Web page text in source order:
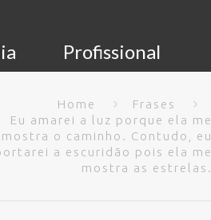
Profissional
Home
Frases
Eu amarei a luz porque ela me
mostra o caminho. Contudo, eu
a escuridão pois ela me
mostra as estrelas.